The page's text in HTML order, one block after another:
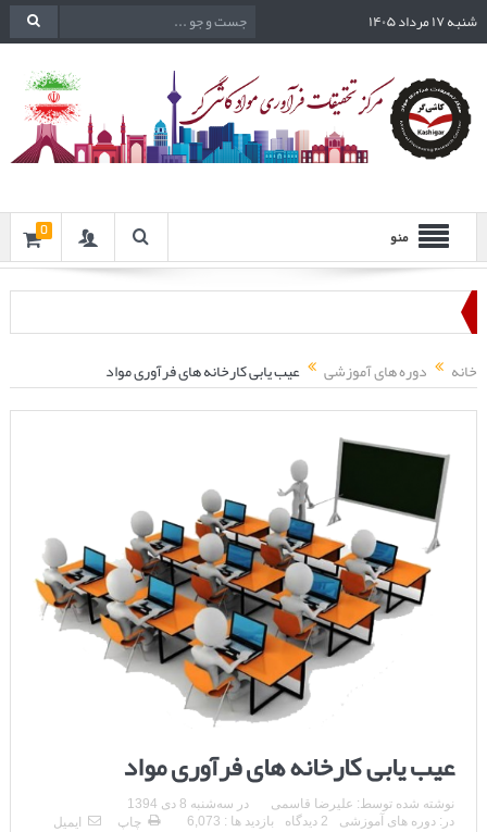
شنبه ۱۷ مرداد ۱۴۰۵
منو 0
خانه دوره های آموزشی عیب یابی کارخانه های فرآوری مواد
عیب یابی کارخانه های فرآوری مواد
نوشته شده توسط: علیرضا قاسمی در سه‌شنبه 8 دی 1394
در: دوره های آموزشی 2 دیدگاه بازدید ها : 6,073 چاپ ایمیل